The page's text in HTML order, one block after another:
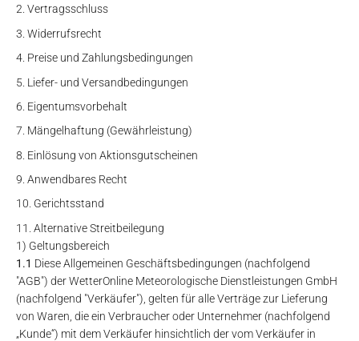
Vertragsschluss
Widerrufsrecht
Preise und Zahlungsbedingungen
Liefer- und Versandbedingungen
Eigentumsvorbehalt
Mängelhaftung (Gewährleistung)
Einlösung von Aktionsgutscheinen
Anwendbares Recht
Gerichtsstand
Alternative Streitbeilegung
1) Geltungsbereich
1.1 Diese Allgemeinen Geschäftsbedingungen (nachfolgend
"AGB") der WetterOnline Meteorologische Dienstleistungen GmbH
(nachfolgend "Verkäufer"), gelten für alle Verträge zur Lieferung
von Waren, die ein Verbraucher oder Unternehmer (nachfolgend
„Kunde“) mit dem Verkäufer hinsichtlich der vom Verkäufer in